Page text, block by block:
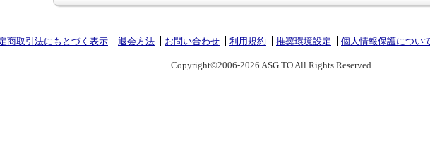
商取引法にもとづく表示 退会方法 お問い合わせ 利用規約 推奨環境設定 個人情報保護につい
Copyright©2006-2026 ASG.TO All Rights Reserved.